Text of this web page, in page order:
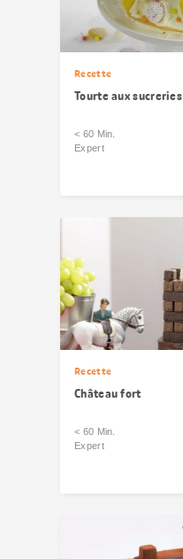
Recette
Tourte aux sucreries
< 60 Min.
Expert
Recette
Château fort
< 60 Min.
Expert